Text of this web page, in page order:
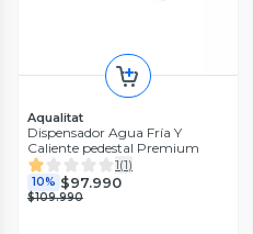
Aqualitat
Dispensador Agua Fría Y
Caliente pedestal Premium
1(1)
10% $97.990
$109.990